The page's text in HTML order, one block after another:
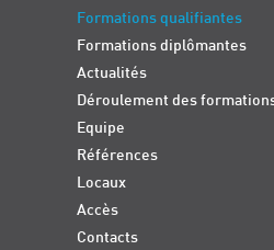
Formations qualifiantes
Formations diplômantes
Actualités
Déroulement des
Equipe
Références
Locaux
Accès
Contacts